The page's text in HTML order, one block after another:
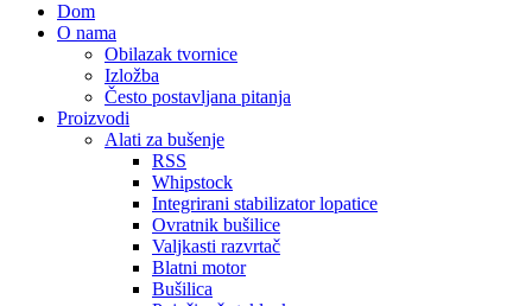
Dom
O nama
Obilazak tvornice
Izložba
Često postavljana pitanja
Proizvodi
Alati za bušenje
RSS
Whipstock
Integrirani stabilizator lopatice
Ovratnik bušilice
Valjkasti razvrtač
Blatni motor
Bušilica